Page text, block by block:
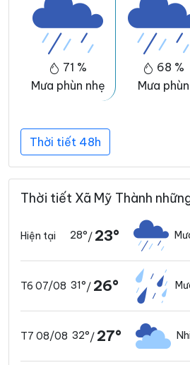
71 %
Mưa phùn nhẹ
68 %
Mưa phùn
Thời tiết 48h
Thời tiết Xã Mỹ Thành
Hiện tại 28°/ 23°
T6 07/08 31°/ 26°
T7 08/08 32°/ 27°